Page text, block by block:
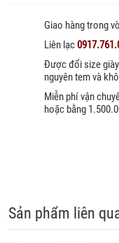
Giao hàng trong
Liên lạc
Được đổi size
nguyên tem và
Miễn phí vận
hoặc bằng
Sản phẩm liên